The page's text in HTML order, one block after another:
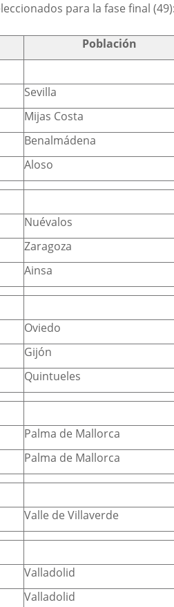
para la fase final (49):
Población
Sevilla
Mijas Costa
Benalmádena
Aloso
Nuévalos
Zaragoza
Ainsa
Oviedo
Gijón
Quintueles
Palma de Mallorca
Palma de Mallorca
Valle de Villaverde
Valladolid
Valladolid